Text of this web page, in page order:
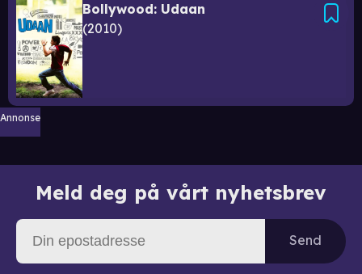
Bollywood: Udaan
2010
Annonse
Meld deg på vårt nyhetsbrev
Send